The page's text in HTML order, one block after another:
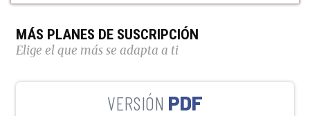
MÁS PLANES DE SUSCRIPCIÓN
Elige el que más se adapta a ti
PDF